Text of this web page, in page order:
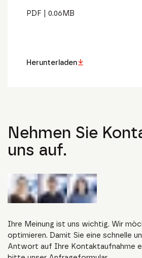
PDF 0.06MB
Herunterladen
Nehmen Sie
uns auf.
Ihre Meinung ist uns wichtig. Wir
optimieren. Damit Sie eine schnelle
Antwort auf Ihre Kontaktaufnahme